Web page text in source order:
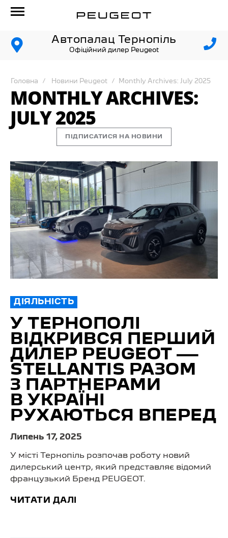
Автопалац Тернопіль
Офіційний дилер Peugeot
Головна Новини Peugeot Monthly Archives: July 2025
MONTHLY ARCHIVES:
JULY 2025
ПІДПИСАТИСЯ НА НОВИНИ
ДІЯЛЬНІСТЬ
У ТЕРНОПОЛІ
ВІДКРИВСЯ ПЕРШИЙ
ДИЛЕР PEUGEOT —
STELLANTIS РАЗОМ
З ПАРТНЕРАМИ
В УКРАЇНІ
РУХАЮТЬСЯ ВПЕРЕД
Липень 17, 2025
У місті Тернопіль розпочав роботу новий
дилерський центр, який представляє відомий
французький Бренд PEUGEOT.
ЧИТАТИ ДАЛІ